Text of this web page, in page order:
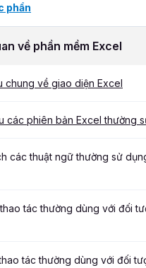
phần
về phần mềm Excel
chung về giao diện Excel
các phiên bản Excel thường
các thuật ngữ thường sử
tác thường dùng với đối
tác thường dùng với đối